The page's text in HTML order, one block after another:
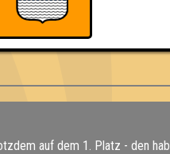
auf dem 1. Platz - den